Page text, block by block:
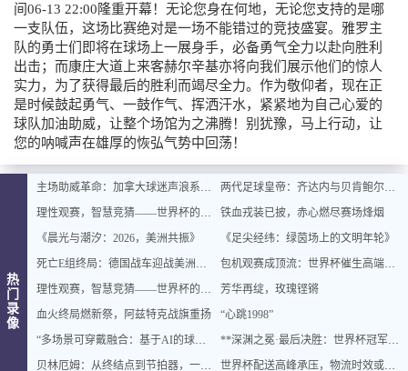
间06-13 22:00隆重开幕！无论您身在何地，无论您支持的是哪
一支队伍，这场比赛绝对是一场不能错过的竞技盛宴。雅罗主
队的勇士们即将在球场上一展身手，必备勇气全力以赴向胜利
出击；而康庄大道上来客赫尔辛基亦将向我们展示他们的惊人
实力，为了获得最后的胜利而竭尽全力。作为敬仰者，现在正
是时候鼓起勇气、一鼓作气、挥洒汗水，紧紧地为自己心爱的
球队加油助威，让整个场馆为之沸腾！别犹豫，马上行动，让
您的呐喊声在雄厚的恢弘气势中回荡！
热
门
录
像
主场助威革命：加拿大球迷声浪系统全面升级
理性观赛，智慧竞猜——世界杯的乐趣与平衡之道
《晨光与潮汐：2026，美洲共振》
死亡E组终局：德国战车迎战美洲双雄，出线密码即将揭晓
理性观赛，智慧竞猜——世界杯的乐趣与平衡之道
血火终局燃新祭，阿兹特克战旗重扬
“多场景可穿戴融合：基于AI的球迷体征数据实时整合与智能增强”
贝林厄姆：从终结点到节拍器，一位中场大师的进化论
两代足球皇帝：齐达内与贝肯鲍尔的史诗对话
铁血戎装已披，赤心燃尽赛场烽烟
《足尖经纬：绿茵场上的文明年轮》
包机观赛成顶流：世界杯催生高端出行新风口
芳华再绽，玫瑰铿锵
“心跳1998”
**深渊之冕·最后决胜：世界杯冠军终章**
世界杯配送高峰承压，物流时效或遇延迟挑战